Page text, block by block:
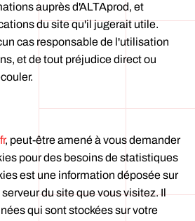
auprès d'ALTAprod, et
du site qu'il jugerait utile.
cas responsable de l'utilisation
et de tout préjudice direct ou
, peut-être amené à vous demander
pour des besoins de statistiques
est une information déposée sur
du site que vous visitez. Il
qui sont stockées sur votre